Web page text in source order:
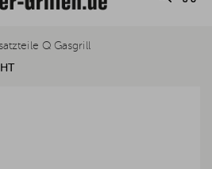
Q Gasgrill